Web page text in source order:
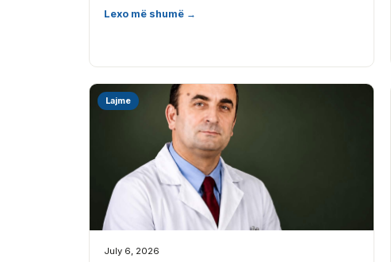
Lexo më shumë →
Lajme
July 6, 2026